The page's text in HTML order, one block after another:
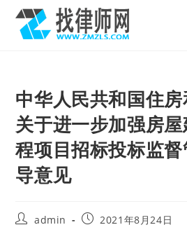
content
中华人民共和国住
关于进一步加强房
程项目招标投标监
导意见
Postadmin
Post2021年8月24日